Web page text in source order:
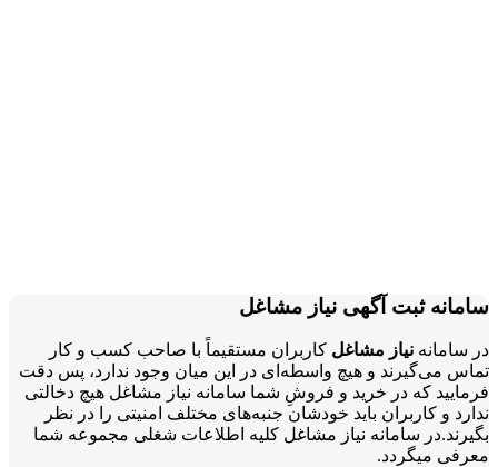
سامانه ثبت آگهی نیاز مشاغل
در سامانه نیاز مشاغلکاربران مستقیماً با صاحب کسب و کار
تماس می‌گیرند و هیچ واسطه‌ای در این میان وجود ندارد، پس دقت
فرمایید که در خرید و فروشِ شما سامانه نیاز مشاغل هیچ دخالتی
ندارد و کاربران باید خودشان جنبه‌های مختلف امنیتی را در نظر
بگیرند.در سامانه نیاز مشاغل کلیه اطلاعات شغلی مجموعه شما
معرفی میگردد.